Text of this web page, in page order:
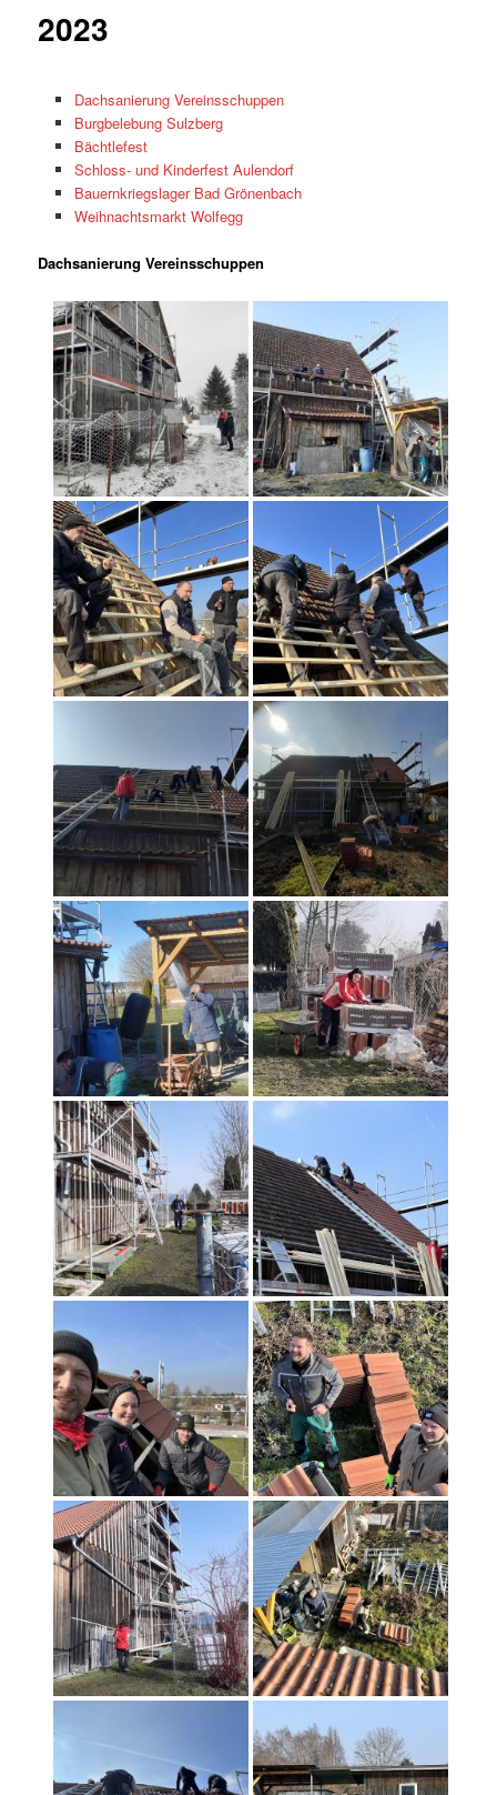
2023
Dachsanierung Vereinsschuppen
Burgbelebung Sulzberg
Bächtlefest
Schloss- und Kinderfest Aulendorf
Bauernkriegslager Bad Grönenbach
Weihnachtsmarkt Wolfegg
Dachsanierung Vereinsschuppen